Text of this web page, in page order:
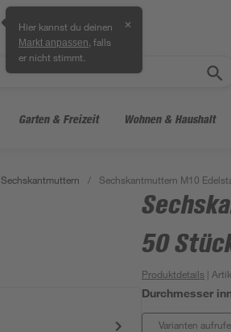
Hier kannst du deinen
Markt anpassen , falls
er nicht stimmt.
✕
Garten & Freizeit Wohnen & Haushalt
Sechskantmuttern / Sechskantmuttern M10
50
Produktdetails |
Durchmesser
Varianten